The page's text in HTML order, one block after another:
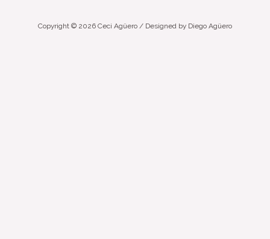
Copyright © 2026 Ceci Agüero / Designed by Diego Agüero